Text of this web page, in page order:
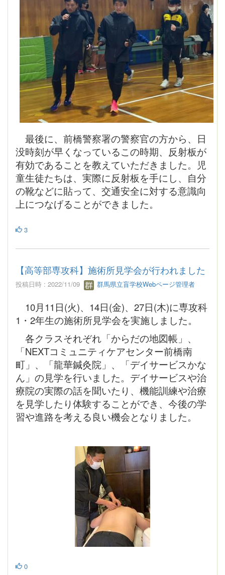
最後に、前橋警察署の警察官の方から、日
没時刻が早くなっているこの時期、反射板が
有効であることを教えていただきました。児
童生徒たちは、実際に反射板を手にし、自分
の靴などに貼って、交通安全に対する意識向
上につなげることができました。
3
【高等部専攻科】施術所見学会が行われました
投稿日時 : 2022/11/09 群馬県立盲学校Webページ管理者
10月11日(火)、14日(金)、27日(木)に専攻科
1・2年生の施術所見学会を実施しました。
各クラスそれぞれ「からだの地図帳」、
「NEXTコミュニティケアセンター前橋南
町」、「龍華鍼灸院」、「デイサービスかな
ん」の見学を行いました。デイサービスや治
療院の実際の話を聞いたり、機能訓練や治療
を見学したり体験することができ、今後の学
習や進路を考える良い機会となりました。
0